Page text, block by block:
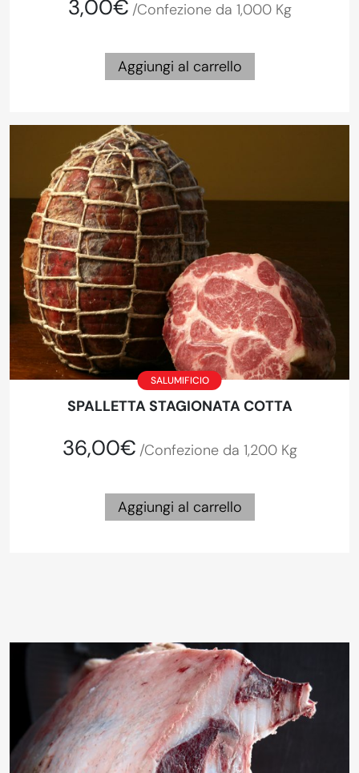
3,00€ /Confezione da 1,000 Kg
Aggiungi al carrello
SALUMIFICIO
SPALLETTA STAGIONATA COTTA
36,00€ /Confezione da 1,200 Kg
Aggiungi al carrello